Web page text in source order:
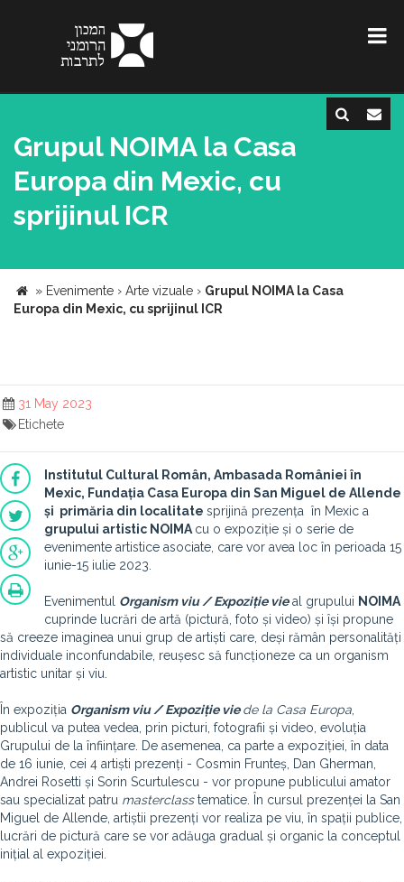
Grupul NOIMA la Casa
Europa din Mexic, cu
sprijinul ICR
» Evenimente › Arte vizuale › Grupul NOIMA la Casa
Europa din Mexic, cu sprijinul ICR
31 May 2023
Etichete
Institutul Cultural Român, Ambasada României în
Mexic, Fundația Casa Europa din San Miguel de Allende
și primăria din localitate sprijină prezența în Mexic a
grupului artistic NOIMA cu o expoziție și o serie de
evenimente artistice asociate, care vor avea loc în perioada 15
iunie-15 iulie 2023.
Evenimentul Organism viu / Expoziție vieal grupului NOIMA
cuprinde lucrări de artă (pictură, foto și video) și își propune
să creeze imaginea unui grup de artiști care, deși rămân personalități
individuale inconfundabile, reușesc să funcționeze ca un organism
artistic unitar și viu.
În expoziția Organism viu / Expoziție viede la Casa Europa
publicul va putea vedea, prin picturi, fotografii și video, evoluția
Grupului de la înființare. De asemenea, ca parte a expoziției, în data
de 16 iunie, cei 4 artiști prezenți - Cosmin Frunteș, Dan Gherman,
Andrei Rosetti și Sorin Scurtulescu - vor propune publicului amator
sau specializat patru masterclasstematice. În cursul prezenței la San
Miguel de Allende, artiștii prezenți vor realiza pe viu, în spații publice,
lucrări de pictură care se vor adăuga gradual și organic la conceptul
inițial al expoziției.